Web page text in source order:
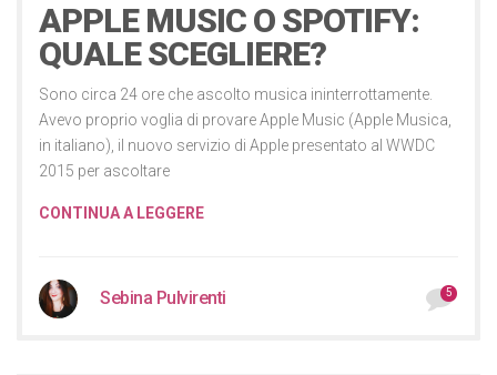
APPLE MUSIC O SPOTIFY:
QUALE SCEGLIERE?
Sono circa 24 ore che ascolto musica ininterrottamente.
Avevo proprio voglia di provare Apple Music (Apple Musica,
in italiano), il nuovo servizio di Apple presentato al WWDC
2015 per ascoltare
CONTINUA A LEGGERE
Sebina Pulvirenti 5